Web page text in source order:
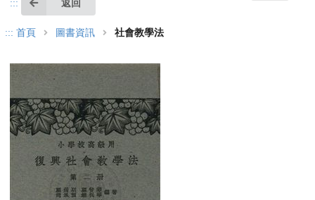
::: 返回
::: 首頁 圖書資訊 社會教學法